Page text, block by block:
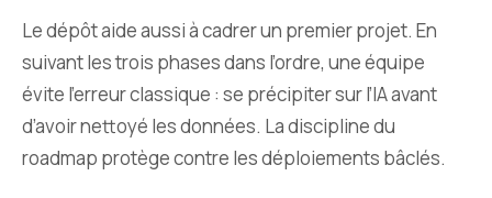
Le dépôt aide aussi à cadrer un premier projet. En
suivant les trois phases dans l’ordre, une équipe
évite l’erreur classique : se précipiter sur l’IA avant
d’avoir nettoyé les données. La discipline du
roadmap protège contre les déploiements bâclés.